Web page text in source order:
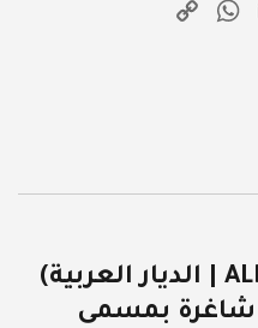
Email
WhatsApp
شركة (ALDYAR ALARBIYA | الديار العربية)
شاغرة بمسمى